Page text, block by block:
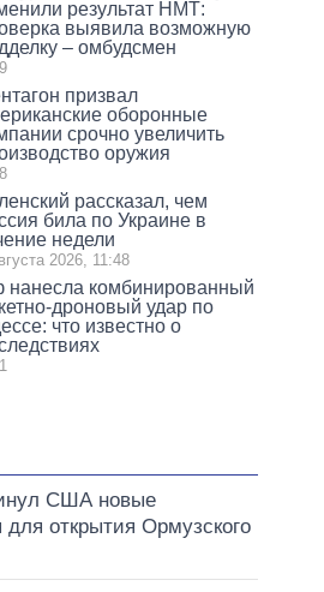
результат НМТ:
выявила возможную
– омбудсмен
призвал
оборонные
срочно увеличить
оружия
рассказал, чем
била по Украине в
недели
2026, 11:48
нанесла комбинированный
дроновый удар по
что известно о
США новые
для открытия Ормузского